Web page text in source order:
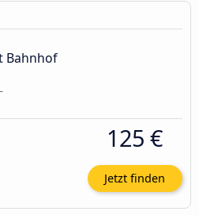
Bahnhof
125 €
Jetzt finden